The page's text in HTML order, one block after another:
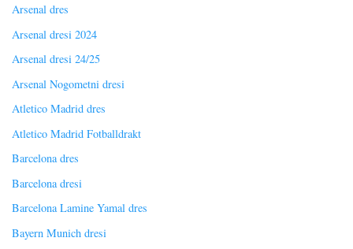
Arsenal dres
Arsenal dresi 2024
Arsenal dresi 24/25
Arsenal Nogometni dresi
Atletico Madrid dres
Atletico Madrid Fotballdrakt
Barcelona dres
Barcelona dresi
Barcelona Lamine Yamal dres
Bayern Munich dresi